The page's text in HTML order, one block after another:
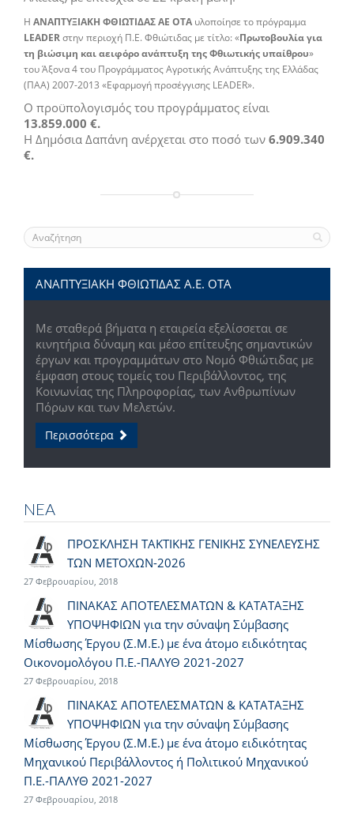
Η ΑΝΑΠΤΥΞΙΑΚΗ ΦΘΙΩΤΙΔΑΣ ΑΕ ΟΤΑ υλοποίησε το πρόγραμμα
LEADERστην περιοχή Π.Ε. Φθιώτιδας με τίτλο: «Πρωτοβουλία για
τη βιώσιμη και αειφόρο ανάπτυξη της Φθιωτικής υπαίθρου»
του Άξονα 4 του Προγράμματος Αγροτικής Ανάπτυξης της Ελλάδας
(ΠΑΑ) 2007-2013 «Εφαρμογή προσέγγισης LEADER».
Ο προϋπολογισμός του προγράμματος είναι
13.859.000 €.
Η Δημόσια Δαπάνη ανέρχεται στο ποσό των 6.909.340
€.
ΑΝΑΠΤΥΞΙΑΚΗ ΦΘΙΩΤΙΔΑΣ Α.Ε. ΟΤΑ
Με σταθερά βήματα η εταιρεία εξελίσσεται σε
κινητήρια δύναμη και μέσο επίτευξης σημαντικών
έργων και προγραμμάτων στο Νομό Φθιώτιδας με
έμφαση στους τομείς του Περιβάλλοντος, της
Κοινωνίας της Πληροφορίας, των Ανθρωπίνων
Πόρων και των Μελετών.
Περισσότερα
ΝΕΑ
ΠΡΟΣΚΛΗΣΗ ΤΑΚΤΙΚΗΣ ΓΕΝΙΚΗΣ ΣΥΝΕΛΕΥΣΗΣ
ΤΩΝ ΜΕΤΟΧΩΝ-2026
27 Φεβρουαρίου, 2018
ΠΙΝΑΚΑΣ ΑΠΟΤΕΛΕΣΜΑΤΩΝ & ΚΑΤΑΤΑΞΗΣ
ΥΠΟΨΗΦΙΩΝ για την σύναψη Σύμβασης
Μίσθωσης Έργου (Σ.Μ.Ε.) με ένα άτομο ειδικότητας
Οικονομολόγου Π.Ε.-ΠΑΛΥΘ 2021-2027
27 Φεβρουαρίου, 2018
ΠΙΝΑΚΑΣ ΑΠΟΤΕΛΕΣΜΑΤΩΝ & ΚΑΤΑΤΑΞΗΣ
ΥΠΟΨΗΦΙΩΝ για την σύναψη Σύμβασης
Μίσθωσης Έργου (Σ.Μ.Ε.) με ένα άτομο ειδικότητας
Μηχανικού Περιβάλλοντος ή Πολιτικού Μηχανικού
Π.Ε.-ΠΑΛΥΘ 2021-2027
27 Φεβρουαρίου, 2018